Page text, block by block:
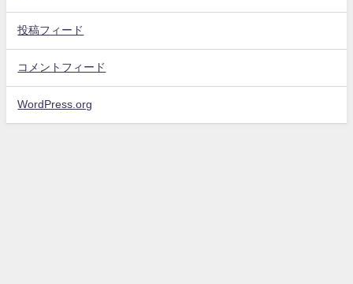
投稿フィード
コメントフィード
WordPress.org